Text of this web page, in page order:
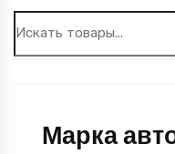
Марка